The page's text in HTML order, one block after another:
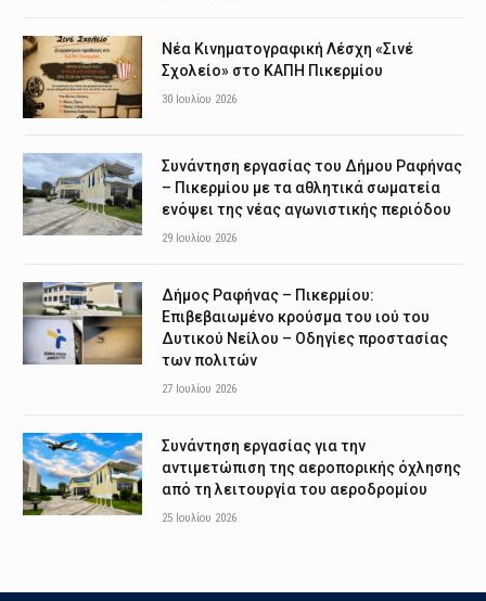
Νέα Κινηματογραφική Λέσχη «Σινέ
Σχολείο» στο ΚΑΠΗ Πικερμίου
30 Ιουλίου 2026
Συνάντηση εργασίας του Δήμου Ραφήνας
– Πικερμίου με τα αθλητικά σωματεία
ενόψει της νέας αγωνιστικής περιόδου
29 Ιουλίου 2026
Δήμος Ραφήνας – Πικερμίου:
Επιβεβαιωμένο κρούσμα του ιού του
Δυτικού Νείλου – Οδηγίες προστασίας
των πολιτών
27 Ιουλίου 2026
Συνάντηση εργασίας για την
αντιμετώπιση της αεροπορικής όχλησης
από τη λειτουργία του αεροδρομίου
25 Ιουλίου 2026